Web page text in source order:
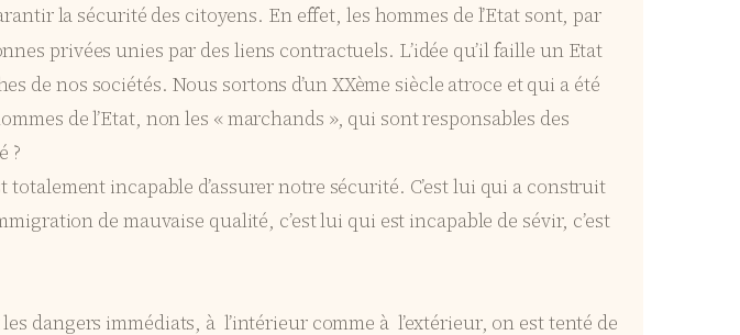
la sécurité des citoyens. En effet, les hommes de l’Etat sont, par
privées unies par des liens contractuels. L’idée qu’il faille un Etat
de nos sociétés. Nous sortons d’un XXème siècle atroce et qui a été
de l’Etat, non les « marchands », qui sont responsables des
?
incapable d’assurer notre sécurité. C’est lui qui a construit
de mauvaise qualité, c’est lui qui est incapable de sévir, c’est
dangers immédiats, à l’intérieur comme à l’extérieur, on est tenté de